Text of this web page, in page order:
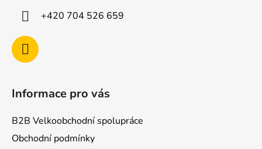
+420 704 526 659
Informace pro vás
B2B Velkoobchodní spolupráce
Obchodní podmínky